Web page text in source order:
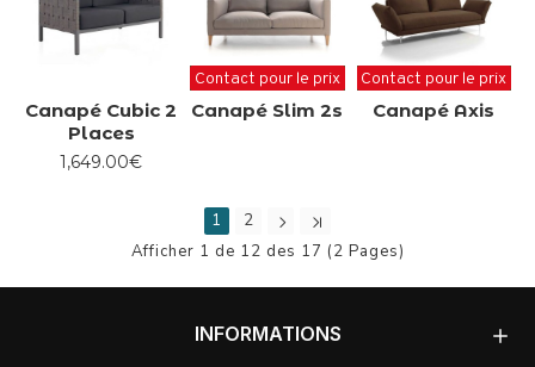
Canapé Cubic 2
Places
1,649.00€
Contact pour le prix
Canapé Slim 2s
Contact pour le prix
Canapé Axis
1
2
Afficher 1 de 12 des 17 (2 Pages)
INFORMATIONS